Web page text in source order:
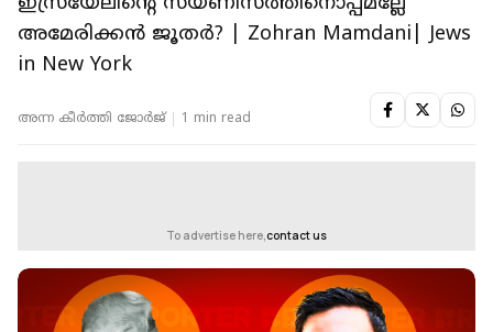
അമേരിക്കൻ ജൂത‍ർ‌? | Zohran Mamdani| Jews
in New York
അന്ന കീര്‍‌ത്തി ജോര്‍ജ് 1 min read
To advertise here, contact us